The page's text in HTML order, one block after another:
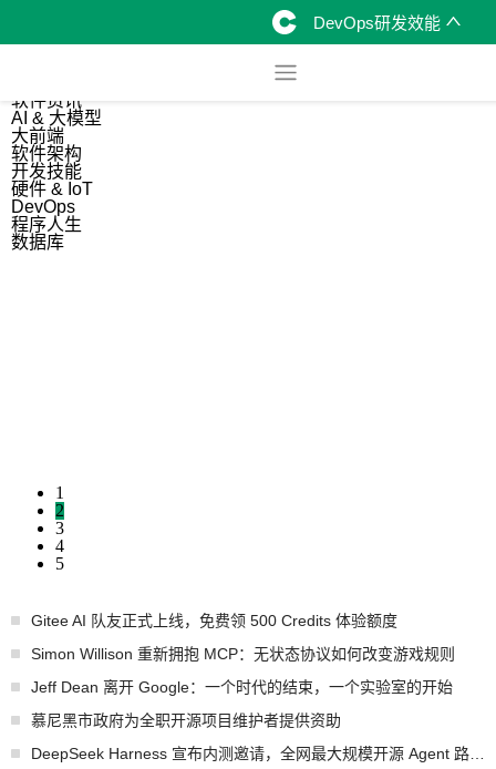
DevOps研发效能
软件资讯
AI & 大模型
大前端
软件架构
开发技能
硬件 & IoT
DevOps
程序人生
数据库
1
2
3
4
5
Gitee AI 队友正式上线，免费领 500 Credits 体验额度
Simon Willison 重新拥抱 MCP：无状态协议如何改变游戏规则
Jeff Dean 离开 Google：一个时代的结束，一个实验室的开始
慕尼黑市政府为全职开源项目维护者提供资助